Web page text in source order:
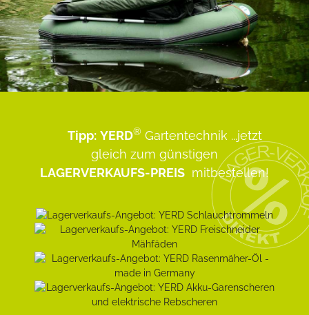
Tipp: YERD® Gartentechnik ...jetzt
gleich zum günstigen
LAGERVERKAUFS-PREIS mitbestellen!